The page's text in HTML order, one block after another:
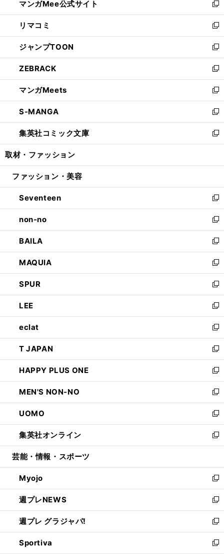
く
ド
ウ
で
開
く
ィ
ン
ド
ウ
で
開
く
い
ウ
ィ
ン
ド
ウ
で
開
く
マンガMee公式サイト
新
し
い
ウ
ィ
ン
ド
ウ
で
開
く
リマコミ
新
し
い
ウ
ィ
ン
ド
ウ
で
開
く
ジャンプTOON
新
し
い
ウ
ィ
ン
ド
ウ
で
開
ZEBRACK
新
し
い
ウ
ィ
ン
ド
ウ
開
マンガMeets
新
し
い
ウ
ィ
ン
ウ
開
く
S-MANGA
新
し
い
ウ
ン
ウ
で
開
く
集英社コミック文庫
新
し
ウ
ン
ド
ウ
で
開
く
取材・ファッション
ファッション・美容
Seventeen
新
し
い
ウ
ィ
ン
ド
ウ
で
開
く
non-no
新
し
い
ウ
ィ
ン
ド
ウ
で
開
く
BAILA
新
し
い
ウ
ィ
ン
ド
ウ
で
開
く
MAQUIA
新
し
い
ウ
ィ
ン
ド
ウ
で
開
く
SPUR
新
し
い
ウ
ィ
ン
ド
ウ
で
開
く
LEE
新
し
い
ウ
ィ
ン
ド
ウ
で
開
く
eclat
新
し
い
ウ
ィ
ン
ド
ウ
で
開
く
T JAPAN
新
し
い
ウ
ィ
ン
ド
ウ
で
開
HAPPY PLUS ONE
新
し
い
ウ
ィ
ン
ド
ウ
開
く
MEN'S NON-NO
新
し
い
ウ
ィ
ン
ウ
で
開
く
UOMO
新
し
い
ウ
ン
ド
ウ
で
開
く
集英社オンライン
新
し
ウ
ィ
ン
ド
ウ
で
開
く
芸能・情報・スポーツ
Myojo
新
し
い
ウ
ィ
ン
ド
週プレNEWS
新
し
い
ウ
ィ
週プレ グラジャパ!
新
し
い
Sportiva
新